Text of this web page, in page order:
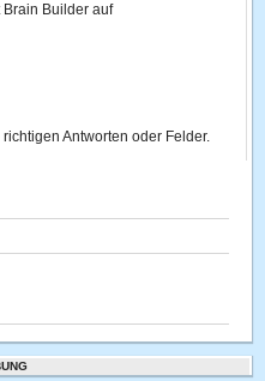
Builder auf
Antworten oder Felder.